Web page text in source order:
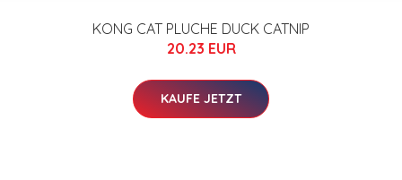
KONG CAT PLUCHE DUCK CATNIP
20.23 EUR
KAUFE JETZT